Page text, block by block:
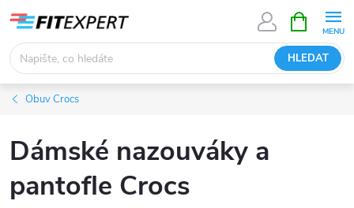
obsah
HLEDAT
NÁKUPNÍ
KOŠÍK
Obuv Crocs
Dámské nazouváky a
pantofle Crocs